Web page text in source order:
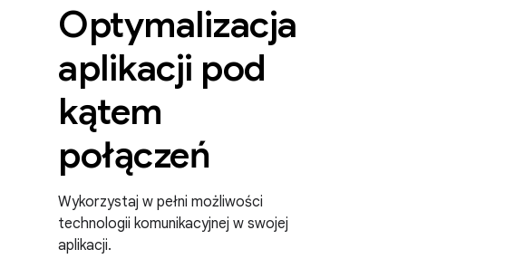
Optymalizacja
aplikacji pod
kątem
połączeń
Wykorzystaj w pełni możliwości
technologii komunikacyjnej w swojej
aplikacji.